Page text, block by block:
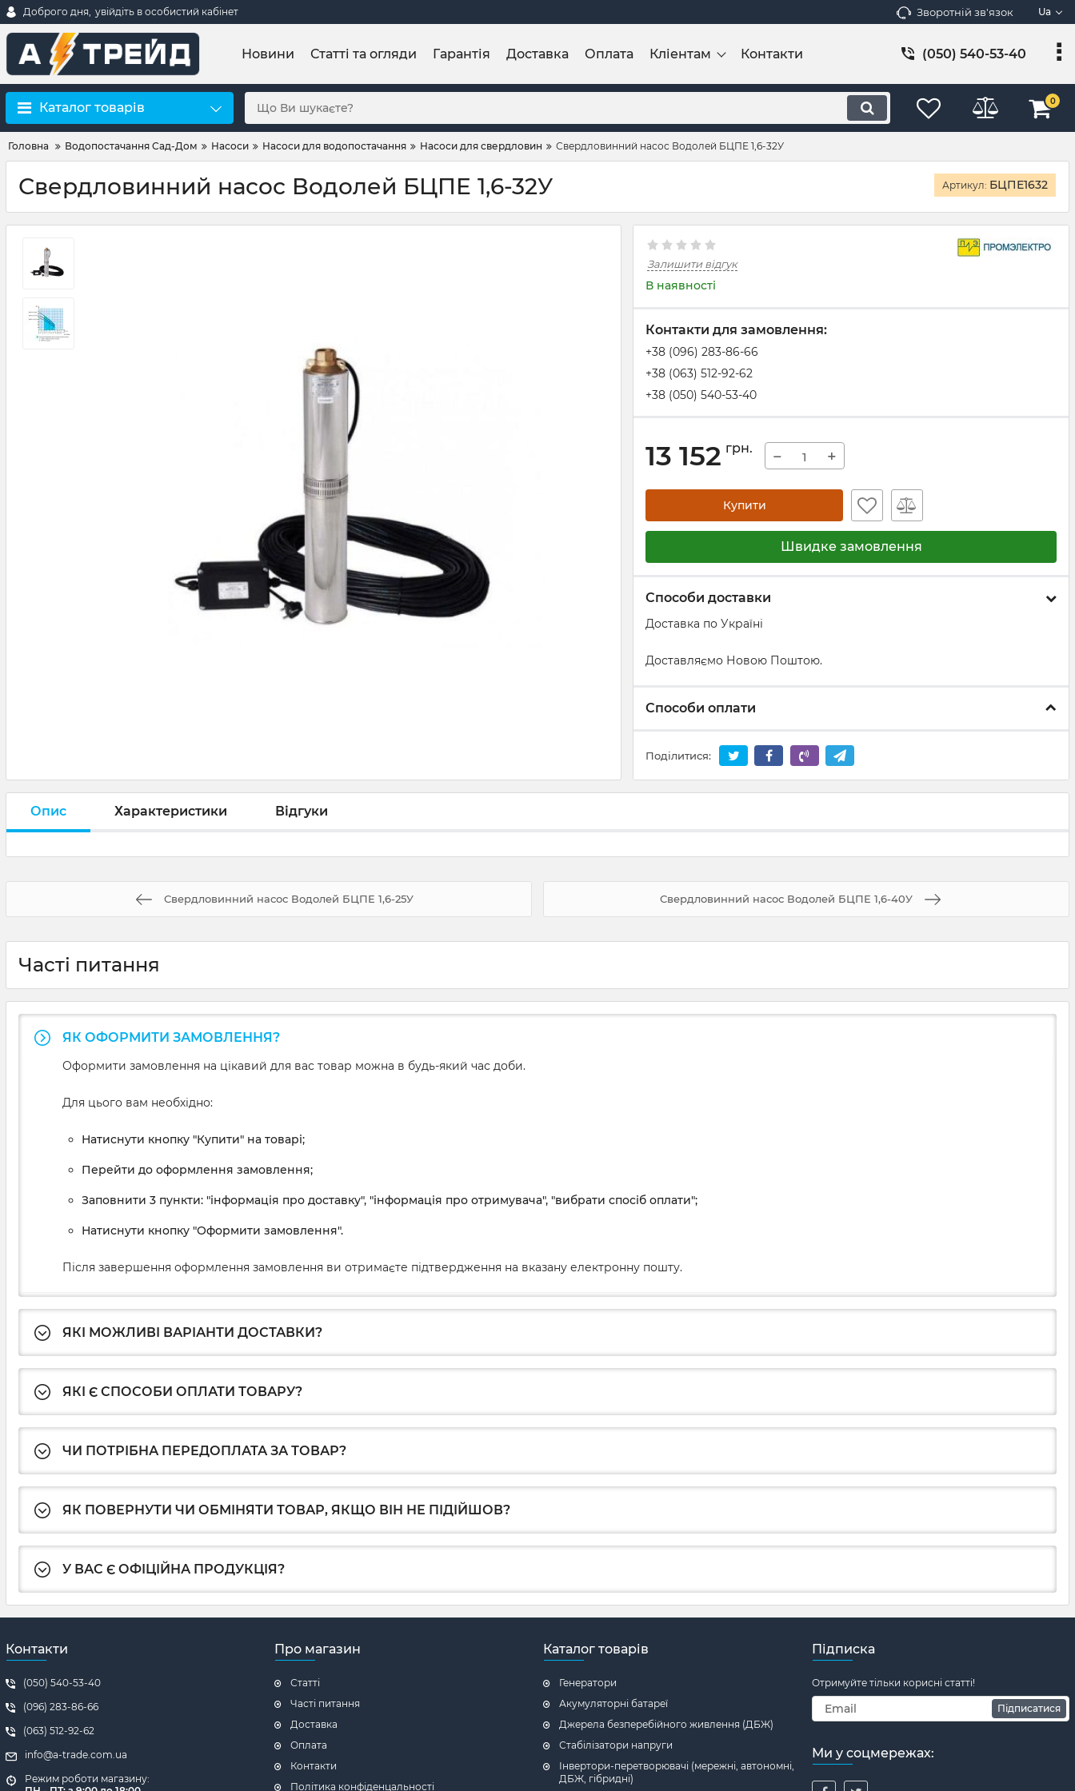
Доброго дня, увійдіть в особистий кабінет Зворотній зв'язок Ua
Новини Статті та огляди Гарантія Доставка Оплата Кліентам Контакти (050) 540-53-40
Каталог товарів 0
Головна Водопостачання Сад-Дом Насоси Насоси для водопостачання Насоси для свердловин Свердловинний насос Водолей БЦПЕ 1,6-32У
Свердловинний насос Водолей БЦПЕ 1,6-32У Артикул: БЦПЕ1632
Залишити відгук
В наявності
Контакти для замовлення:
+38 (096) 283-86-66
+38 (063) 512-92-62
+38 (050) 540-53-40
13 152 грн. − +
Купити
Швидке замовлення
Способи доставки
Доставка по Україні
Доставляємо Новою Поштою.
Способи оплати
Поділитися:
Опис Характеристики Відгуки
Свердловинний насос Водолей БЦПЕ 1,6-25У Свердловинний насос Водолей БЦПЕ 1,6-40У
Часті питання
ЯК ОФОРМИТИ ЗАМОВЛЕННЯ?
Оформити замовлення на цікавий для вас товар можна в будь-який час доби.
Для цього вам необхідно:
Натиснути кнопку "Купити" на товарі;
Перейти до оформлення замовлення;
Заповнити 3 пункти: "інформація про доставку", "інформація про отримувача", "вибрати спосіб оплати";
Натиснути кнопку "Оформити замовлення".
Після завершення оформлення замовлення ви отримаєте підтвердження на вказану електронну пошту.
ЯКІ МОЖЛИВІ ВАРІАНТИ ДОСТАВКИ?
ЯКІ Є СПОСОБИ ОПЛАТИ ТОВАРУ?
ЧИ ПОТРІБНА ПЕРЕДОПЛАТА ЗА ТОВАР?
ЯК ПОВЕРНУТИ ЧИ ОБМІНЯТИ ТОВАР, ЯКЩО ВІН НЕ ПІДІЙШОВ?
У ВАС Є ОФІЦІЙНА ПРОДУКЦІЯ?
Контакти
(050) 540-53-40
(096) 283-86-66
(063) 512-92-62
info@a-trade.com.ua
Режим роботи магазину:
Про магазин
Статті
Часті питання
Доставка
Оплата
Контакти
Політика конфіденцальності
Каталог товарів
Генератори
Акумуляторні батареї
Джерела безперебійного живлення (ДБЖ)
Стабілізатори напруги
Інвертори-перетворювачі (мережні, автономні,
ДБЖ, гібридні)
Підписка
Отримуйте тільки корисні статті!
Підписатися
Ми у соцмережах: